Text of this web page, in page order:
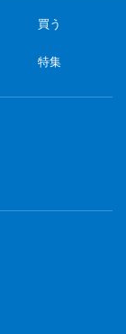
買う
特集